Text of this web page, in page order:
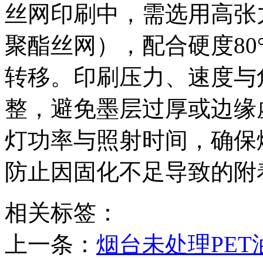
丝网印刷中，需选用高
聚酯丝网），配合硬度
转移。印刷压力、速度
整，避免墨层过厚或边
灯功率与照射时间，确
防止因固化不足导致的
相关标签：
上一条： 烟台未处理PET